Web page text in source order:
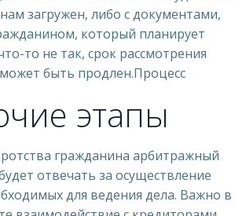
загружен, либо с документами,
который планирует
то не так, срок рассмотрения
быть продлен.Процесс
этапы
гражданина арбитражный
отвечать за осуществление
для ведения дела. Важно в